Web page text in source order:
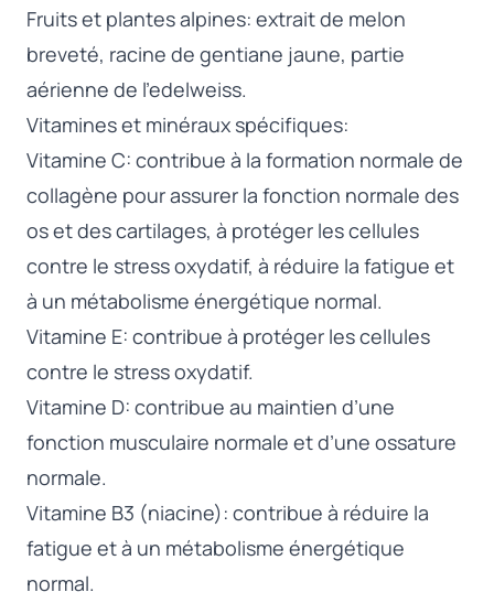
Fruits et plantes alpines: extrait de melon
breveté, racine de gentiane jaune, partie
aérienne de l’edelweiss.
Vitamines et minéraux spécifiques:
Vitamine C: contribue à la formation normale de
collagène pour assurer la fonction normale des
os et des cartilages, à protéger les cellules
contre le stress oxydatif, à réduire la fatigue et
à un métabolisme énergétique normal.
Vitamine E: contribue à protéger les cellules
contre le stress oxydatif.
Vitamine D: contribue au maintien d’une
fonction musculaire normale et d’une ossature
normale.
Vitamine B3 (niacine): contribue à réduire la
fatigue et à un métabolisme énergétique
normal.